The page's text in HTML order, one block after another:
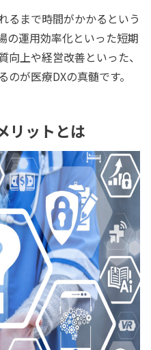
るまで時間がかかるという
の運用効率化といった短期
上や経営改善といった、
が医療DXの真髄です。
リットとは